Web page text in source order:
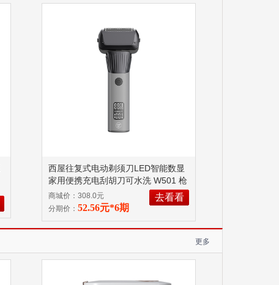
西屋往复式电动剃须刀LED智能数显
家用便携充电刮胡刀可水洗 W501 枪
灰色
商城价：308.0元
分期价： 52.56元*6期
去看看
更多